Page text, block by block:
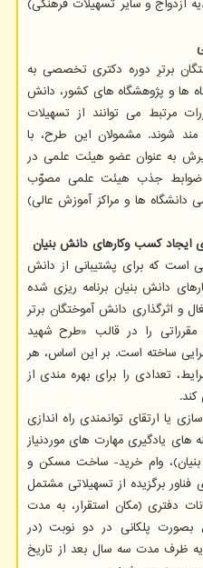
و سایر تسهیلات فرهنگی)
برترِ دوره دکتری تخصصی به
ها و پژوهشگاه های کشور، دانش
مرتبط می توانند از تسهیلات
شوند. مشمولان این طرح، با
به عنوان عضو هیئت علمی در
ضوابط جذب هیئت علمی مصوّب
ها و مراکز آموزش عالی)
ایجاد کسب وکارهای دانش بنیان
که برای پشتیبانی از دانش
دانش بنیان برنامه ریزی شده
و اثرگذاری دانش آموختگان برتر
را در قالب «طرح شهید
تصویب و اجرایی ساخته است. بر این اساس، هر
تعدادی را برای بهره مندی از
یا ارتقای توانمندی راه اندازی
درصد از هزینه های یادگیری مهارت های موردنیاز
وام خرید- ساخت مسکن و
برگزیده از تسهیلاتی مشتمل
دفتری (مکان استقرار، به مدت
پلکانی در دو نوبت (در
مدت سه سال بعد از تاریخ